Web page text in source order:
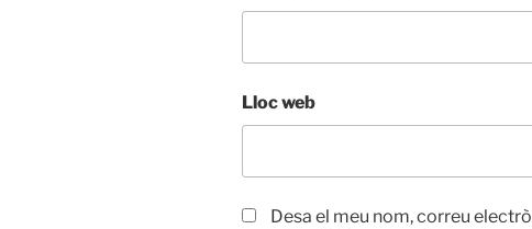
Lloc web
Desa el meu nom, correu